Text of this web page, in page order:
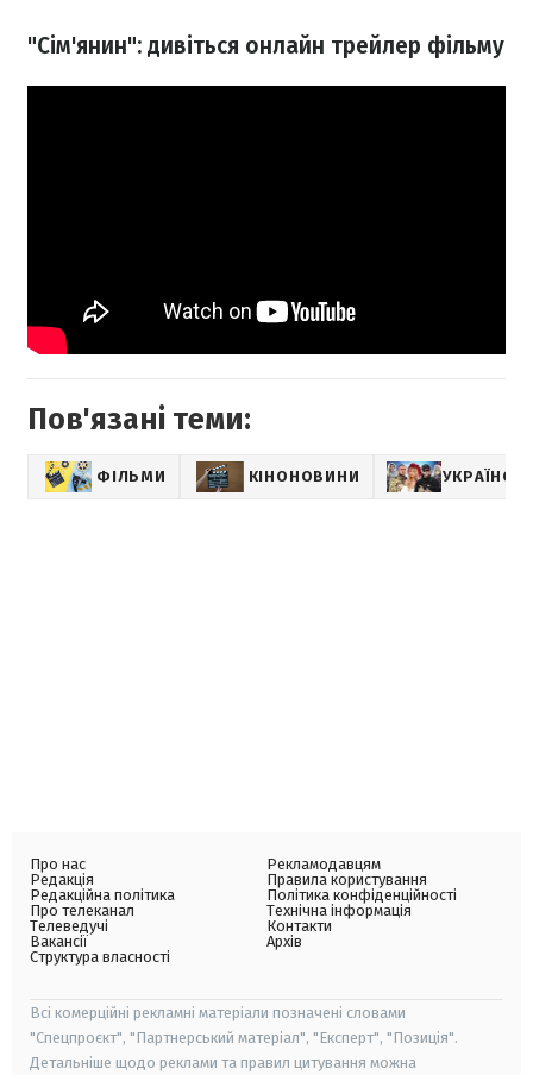
"Сім'янин": дивіться онлайн трейлер фільму
Пов'язані теми:
ФІЛЬМИ КІНОНОВИНИ
Про нас
Редакція
Редакційна політика
Про телеканал
Телеведучі
Вакансії
Структура власності
Рекламодавцям
Правила користування
Політика конфіденційності
Технічна інформація
Контакти
Архів
Всі комерційні рекламні матеріали позначені словами
"Спецпроєкт", "Партнерський матеріал", "Експерт", "Позиція".
Детальніше щодо реклами та правил цитування можна